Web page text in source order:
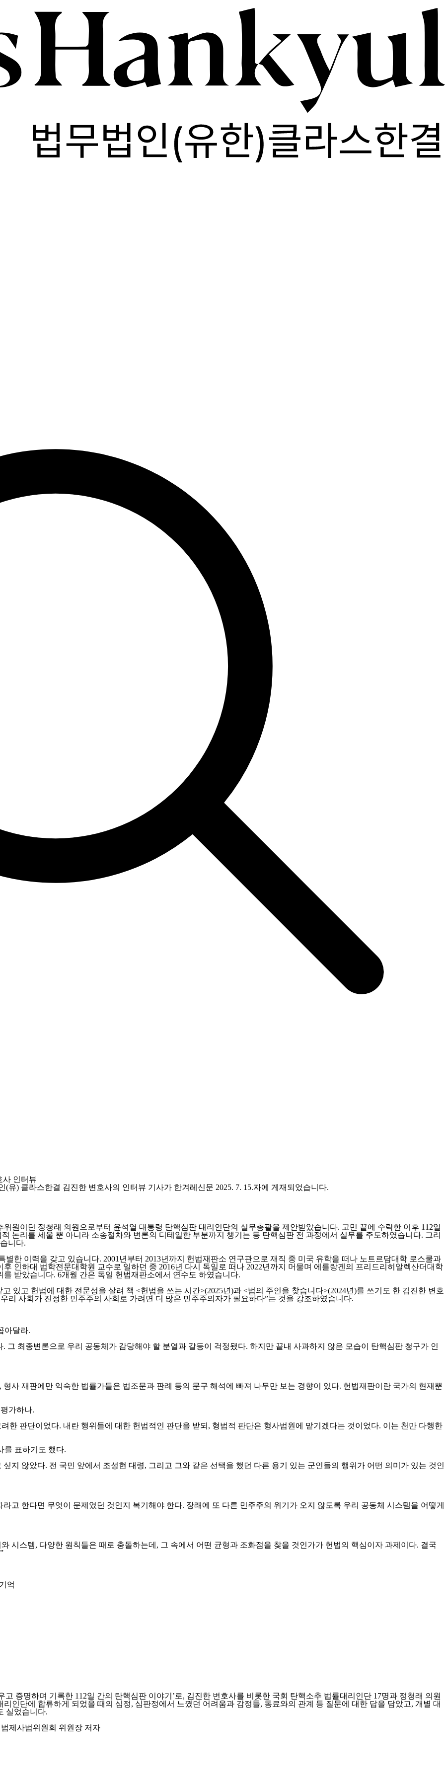
사 인터뷰
) 클라스한결 김진한 변호사의 인터뷰 기사가 한겨레신문 2025. 7. 15.자에 게재되었습니다.
원이던 정청래 의원으로부터 윤석열 대통령 탄핵심판 대리인단의 실무총괄을 제안받았습니다. 고민 끝에 수락한 이후 112일
논리를 세울 뿐 아니라 소송절차와 변론의 디테일한 부분까지 챙기는 등 탄핵심판 전 과정에서 실무를 주도하였습니다. 그리
니다.
한 이력을 갖고 있습니다. 2001년부터 2013년까지 헌법재판소 연구관으로 재직 중 미국 유학을 떠나 노트르담대학 로스쿨과
인하대 법학전문대학원 교수로 일하던 중 2016년 다시 독일로 떠나 2022년까지 머물며 에를랑겐의 프리드리히알렉산더대학
받았습니다. 6개월 간은 독일 헌법재판소에서 연수도 하였습니다.
있고 헌법에 대한 전문성을 살려 책 <헌법을 쓰는 시간>(2025년)과 <법의 주인을 찾습니다>(2024년)를 쓰기도 한 김진한 변호
리 사회가 진정한 민주주의 사회로 가려면 더 많은 민주주의자가 필요하다”는 것을 강조하였습니다.
아달라.
그 최종변론으로 우리 공동체가 감당해야 할 분열과 갈등이 걱정됐다. 하지만 끝내 사과하지 않은 모습이 탄핵심판 청구가 인
사 재판에만 익숙한 법률가들은 법조문과 판례 등의 문구 해석에 빠져 나무만 보는 경향이 있다. 헌법재판이란 국가의 현재뿐
가하나.
한 판단이었다. 내란 행위들에 대한 헌법적인 판단을 받되, 형법적 판단은 형사법원에 맡기겠다는 것이었다. 이는 천만 다행한
를 표하기도 했다.
지 않았다. 전 국민 앞에서 조성현 대령, 그리고 그와 같은 선택을 했던 다른 용기 있는 군인들의 행위가 어떤 의미가 있는 것인
고 한다면 무엇이 문제였던 것인지 복기해야 한다. 장래에 또 다른 민주주의 위기가 오지 않도록 우리 공동체 시스템을 어떻게
시스템, 다양한 원칙들은 때로 충돌하는데, 그 속에서 어떤 균형과 조화점을 찾을 것인가가 헌법의 핵심이자 과제이다. 결국
억
고 증명하며 기록한 112일 간의 탄핵심판 이야기’로, 김진한 변호사를 비롯한 국회 탄핵소추 법률대리인단 17명과 정청래 의원
인단에 합류하게 되었을 때의 심정, 심판정에서 느꼈던 어려움과 감정들, 동료와의 관계 등 질문에 대한 답을 담았고, 개별 대
실었습니다.
제사법위원회 위원장 저자